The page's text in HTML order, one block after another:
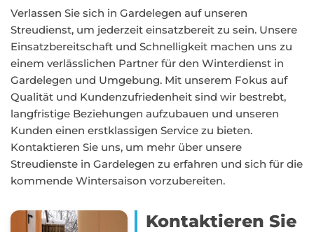
Verlassen Sie sich in Gardelegen auf unseren
Streudienst, um jederzeit einsatzbereit zu sein. Unsere
Einsatzbereitschaft und Schnelligkeit machen uns zu
einem verlässlichen Partner für den Winterdienst in
Gardelegen und Umgebung. Mit unserem Fokus auf
Qualität und Kundenzufriedenheit sind wir bestrebt,
langfristige Beziehungen aufzubauen und unseren
Kunden einen erstklassigen Service zu bieten.
Kontaktieren Sie uns, um mehr über unsere
Streudienste in Gardelegen zu erfahren und sich für die
kommende Wintersaison vorzubereiten.
Kontaktieren Sie